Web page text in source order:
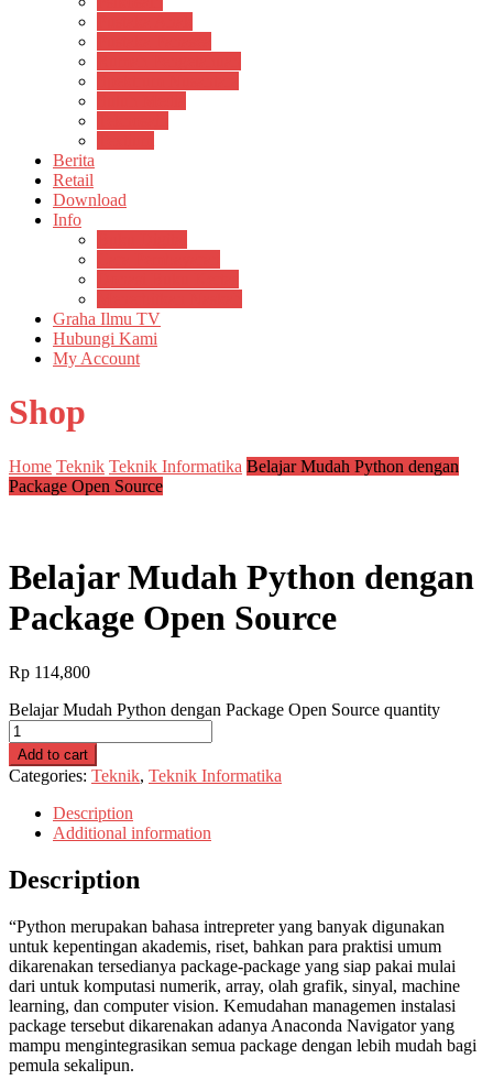
Berita
Retail
Download
Info
Graha Ilmu TV
Hubungi Kami
My Account
Shop
Home Teknik Teknik Informatika Belajar Mudah Python dengan
Package Open Source
Belajar Mudah Python dengan
Package Open Source
Rp 114,800
Belajar Mudah Python dengan Package Open Source quantity
Add to cart
Categories: Teknik, Teknik Informatika
Description
Additional information
Description
“Python merupakan bahasa intrepreter yang banyak digunakan
untuk kepentingan akademis, riset, bahkan para praktisi umum
dikarenakan tersedianya package-package yang siap pakai mulai
dari untuk komputasi numerik, array, olah grafik, sinyal, machine
learning, dan computer vision. Kemudahan managemen instalasi
package tersebut dikarenakan adanya Anaconda Navigator yang
mampu mengintegrasikan semua package dengan lebih mudah bagi
pemula sekalipun.